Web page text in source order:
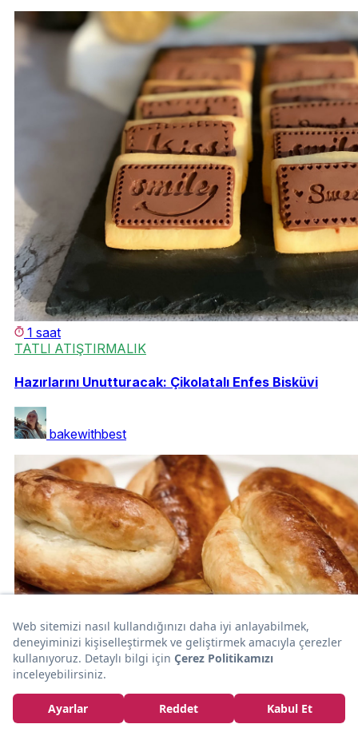
1 saat
TATLI ATIŞTIRMALIK
Hazırlarını Unutturacak: Çikolatalı Enfes Bisküvi
bakewithbest